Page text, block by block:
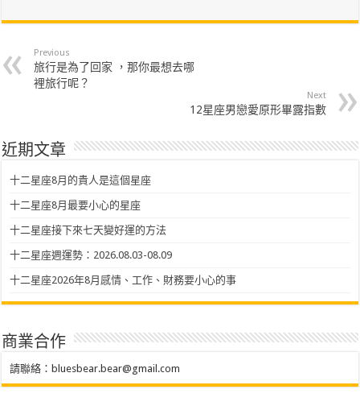
Previous
旅行是為了回家 ，那你最想去哪
裡旅行呢？
Next
12星座男戀愛原形畢露指數
近期文章
十二星座8月的貴人是這個星座
十二星座8月最要小心的星座
十二星座接下來七天變好運的方法
十二星座週運勢：2026.08.03-08.09
十二星座2026年8月感情、工作、財務要小心的事
商業合作
請聯絡：bluesbear.bear@gmail.com